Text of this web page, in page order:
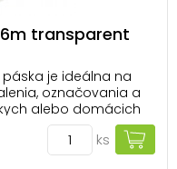
transparent
je ideálna na
označovania a
alebo domácich
estetický vzhľad a
na ktorú je
(µm)....
ks